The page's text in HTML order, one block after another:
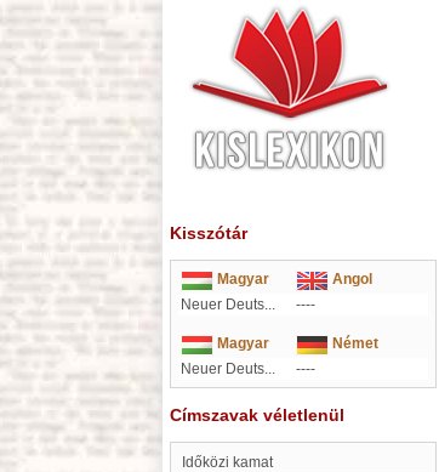
Kisszótár
Magyar
Angol
Neuer Deuts...
----
Magyar
Német
Neuer Deuts...
----
Címszavak véletlenül
Időközi kamat